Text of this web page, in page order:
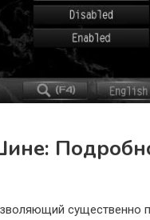
существенно